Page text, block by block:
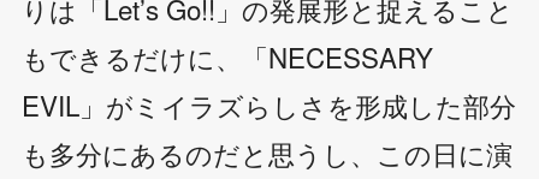
りは「Let’s Go!!」の発展形と捉えること
もできるだけに、「NECESSARY
EVIL」がミイラズらしさを形成した部分
も多分にあるのだと思うし、この日に演